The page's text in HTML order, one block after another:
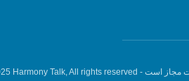
مجاز است - Harmony Talk, All rights reserved.